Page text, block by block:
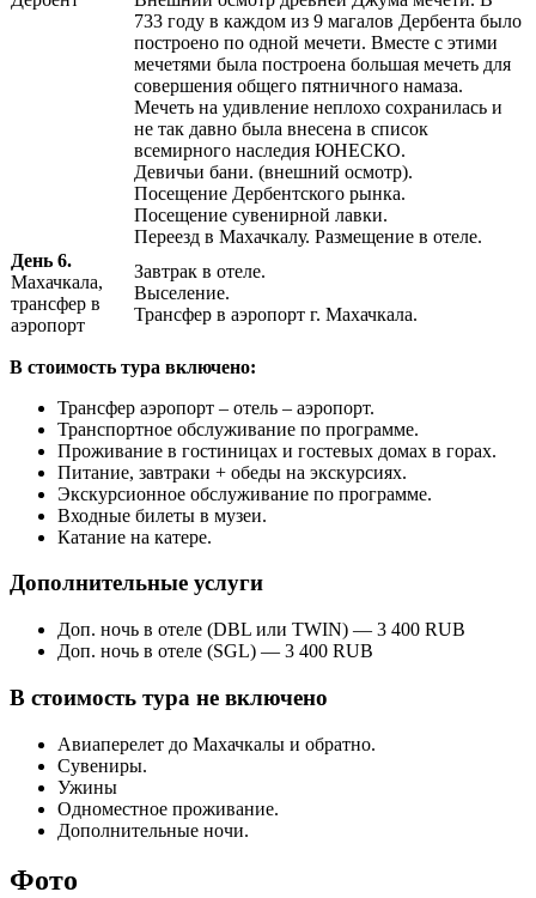
733 году в каждом из 9 магалов Дербента было
построено по одной мечети. Вместе с этими
мечетями была построена большая мечеть для
совершения общего пятничного намаза.
Мечеть на удивление неплохо сохранилась и
не так давно была внесена в список
всемирного наследия ЮНЕСКО.
Девичьи бани. (внешний осмотр).
Посещение Дербентского рынка.
Посещение сувенирной лавки.
Переезд в Махачкалу. Размещение в отеле.
День 6.
Махачкала,
трансфер в
аэропорт
Завтрак в отеле.
Выселение.
Трансфер в аэропорт г. Махачкала.
В стоимость тура включено:
Трансфер аэропорт – отель – аэропорт.
Транспортное обслуживание по программе.
Проживание в гостиницах и гостевых домах в горах.
Питание, завтраки + обеды на экскурсиях.
Экскурсионное обслуживание по программе.
Входные билеты в музеи.
Катание на катере.
Дополнительные услуги
Доп. ночь в отеле (DBL или TWIN) — 3 400 RUB
Доп. ночь в отеле (SGL) — 3 400 RUB
В стоимость тура не включено
Авиаперелет до Махачкалы и обратно.
Сувениры.
Ужины
Одноместное проживание.
Дополнительные ночи.
Фото